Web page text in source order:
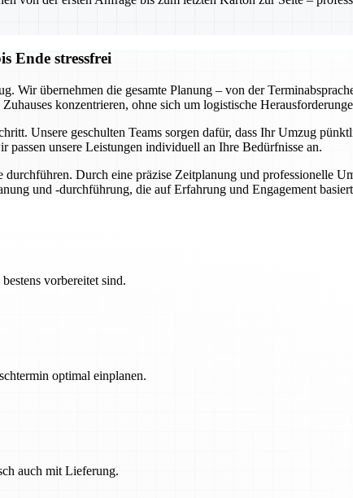
Ende stressfrei
Wir übernehmen die gesamte Planung – von der
konzentrieren, ohne sich um logistische
Unsere geschulten Teams sorgen dafür, dass Ihr Umzug
unsere Leistungen individuell an Ihre Bedürfnisse an.
Durch eine präzise Zeitplanung und professionelle
und -durchführung, die auf Erfahrung und Engagement
vorbereitet sind.
optimal einplanen.
auch mit Lieferung.